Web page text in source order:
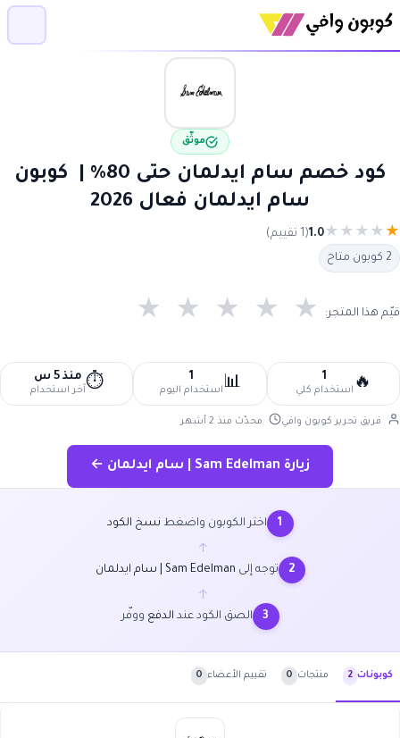
موثّق
كود خصم سام ايدلمان حتى 80% | كوبون
سام ايدلمان فعال 2026
★
★
★
★
★
1.0 (1 تقييم)
2 كوبون متاح
قيّم هذا المتجر: ★ ★ ★ ★ ★
🔥
1
استخدام كلي 📊
1
استخدام اليوم ⏱️ منذ 5 س
آخر استخدام
فريق تحرير كوبون وافي محدّث منذ 2 أشهر
زيارة Sam Edelman | سام ايدلمان ←
1 اختر الكوبون واضغط نسخ الكود
←
2 توجه إلى Sam Edelman | سام ايدلمان
←
3 الصق الكود عند الدفع ووفّر
كوبونات 2 منتجات 0 تقييم الأعضاء 0